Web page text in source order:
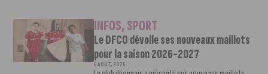
INFOS,SPORT
Le DFCO dévoile ses nouveaux maillots
pour la saison 2026-2027
6 AOÛT, 2026